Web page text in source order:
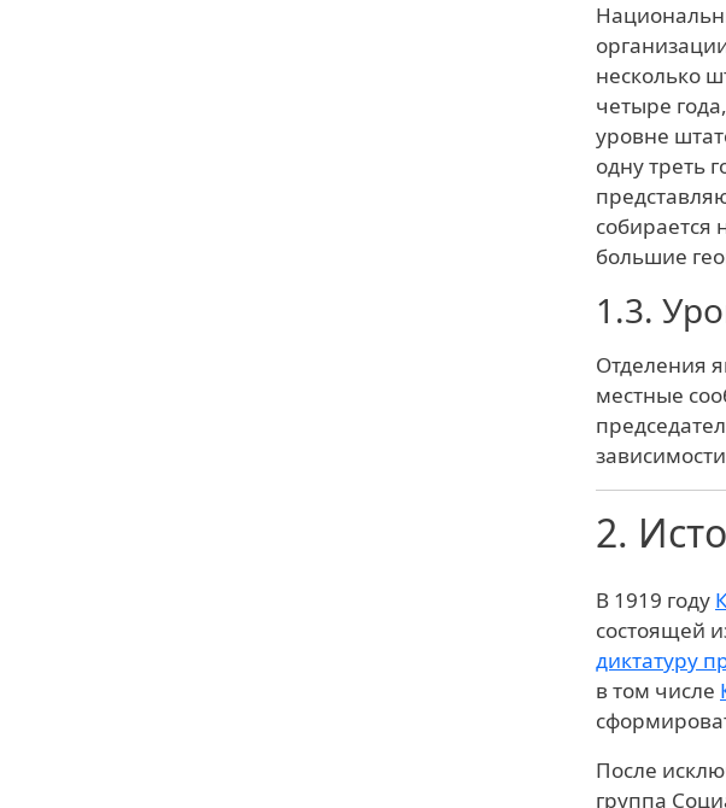
несколько
четыре
уровне
одну треть
собирается
большие
1.3.
Отделения
местные
2.
В 1919 году
состоящей
диктатуру
в том числе
После
группа